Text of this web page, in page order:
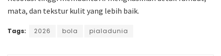
mata, dan tekstur kulit yang lebih baik.
Tags: 2026 bola pialadunia